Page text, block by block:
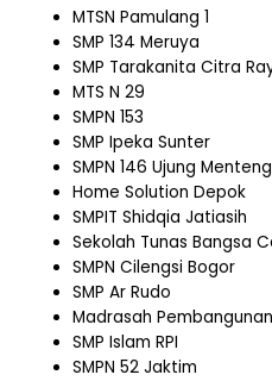
MTSN Pamulang 1
SMP 134 Meruya
SMP Tarakanita Citra
MTS N 29
SMPN 153
SMP Ipeka Sunter
SMPN 146 Ujung Menteng
Home Solution Depok
SMPIT Shidqia Jatiasih
Sekolah Tunas Bangsa
SMPN Cilengsi Bogor
SMP Ar Rudo
Madrasah Pembangunan
SMP Islam RPI
SMPN 52 Jaktim